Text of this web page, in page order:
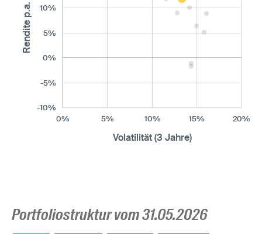
0% 5% 10% 15% 20%
Volatilität (3 Jahre)
-10%
-5%
0%
5%
10%
Portfoliostruktur vom 31.05.2026